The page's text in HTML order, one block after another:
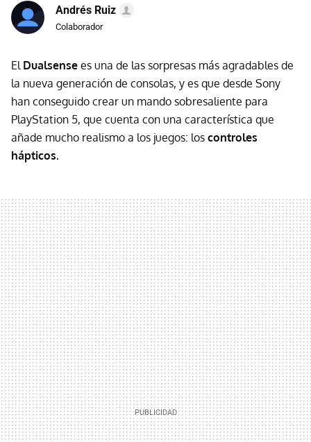
Andrés Ruiz
Colaborador
El Dualsense es una de las sorpresas más agradables de
la nueva generación de consolas, y es que desde Sony
han conseguido crear un mando sobresaliente para
PlayStation 5, que cuenta con una característica que
añade mucho realismo a los juegos: los controles
hápticos.